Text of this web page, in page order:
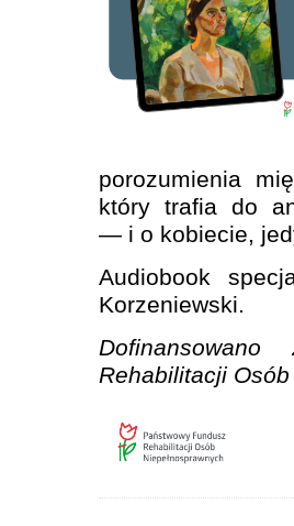
porozumienia
który trafia do
— i o kobiecie,
Audiobook
Korzeniewski.
Rehabilitacji